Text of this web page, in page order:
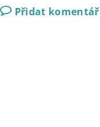
Přidat komentář